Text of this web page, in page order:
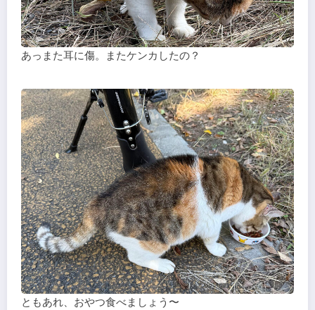
あっまた耳に傷。またケンカしたの？
ともあれ、おやつ食べましょう〜